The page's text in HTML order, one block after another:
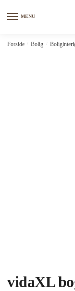
MENU
Forside Bolig
vidaXL